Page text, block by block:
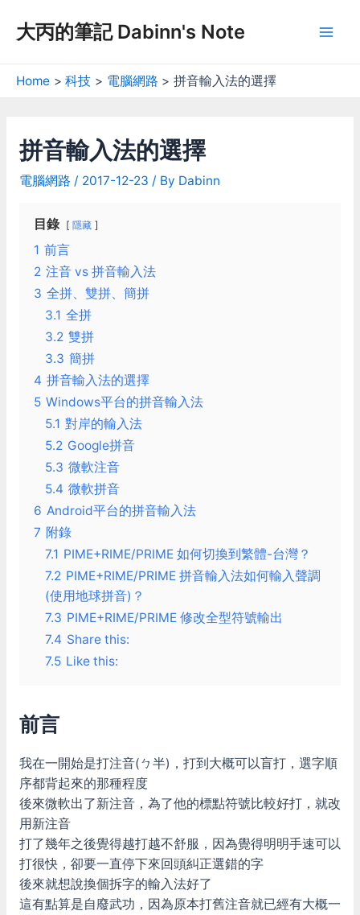
大丙的筆記 Dabinn's Note
Home 科技 電腦網路 拼音輸入法的選擇
拼音輸入法的選擇
電腦網路 / 2017-12-23 / By Dabinn
目錄 隱藏
1 前言
2 注音 vs 拼音輸入法
3 全拼、雙拼、簡拼
3.1 全拼
3.2 雙拼
3.3 簡拼
4 拼音輸入法的選擇
5 Windows平台的拼音輸入法
5.1 對岸的輸入法
5.2 Google拼音
5.3 微軟注音
5.4 微軟拼音
6 Android平台的拼音輸入法
7 附錄
7.1 PIME+RIME/PRIME 如何切換到繁體-台灣？
7.2 PIME+RIME/PRIME 拼音輸入法如何輸入聲調
(使用地球拼音)？
7.3 PIME+RIME/PRIME 修改全型符號輸出
7.4 Share this:
7.5 Like this:
前言
我在一開始是打注音(ㄅ半)，打到大概可以盲打，選字順
序都背起來的那種程度
後來微軟出了新注音，為了他的標點符號比較好打，就改
用新注音
打了幾年之後覺得越打越不舒服，因為覺得明明手速可以
打很快，卻要一直停下來回頭糾正選錯的字
後來就想說換個拆字的輸入法好了
這有點算是自廢武功，因為原本打舊注音就已經有大概一